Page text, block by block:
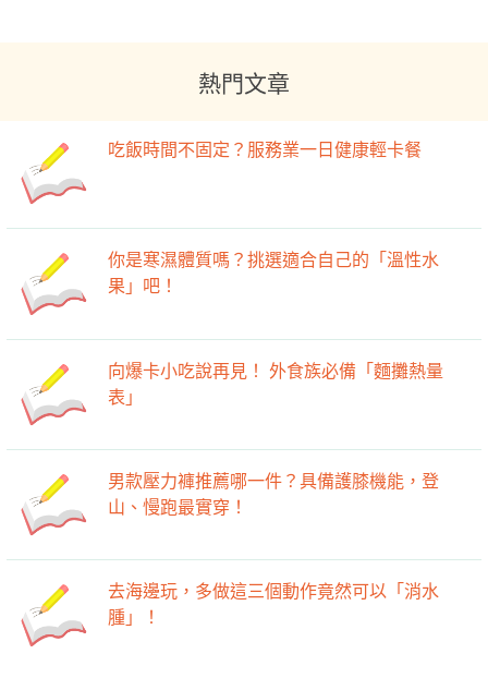
熱門文章
吃飯時間不固定？服務業一日健康輕卡餐
你是寒濕體質嗎？挑選適合自己的「溫性水
果」吧！
向爆卡小吃說再見！ 外食族必備「麵攤熱量
表」
男款壓力褲推薦哪一件？具備護膝機能，登
山、慢跑最實穿！
去海邊玩，多做這三個動作竟然可以「消水
腫」！ ​